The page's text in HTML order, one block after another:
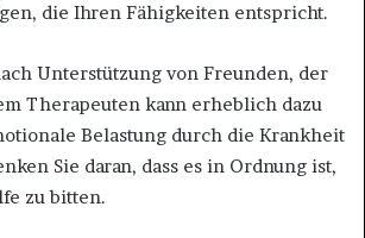
die Ihren Fähigkeiten entspricht.
Unterstützung von Freunden, der
Therapeuten kann erheblich dazu
Belastung durch die Krankheit
Sie daran, dass es in Ordnung ist,
zu bitten.